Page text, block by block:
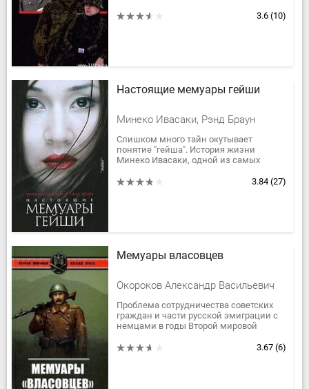
политической разведки, развития3.6 (10)
Настоящие мемуары гейши
Минеко Ивасаки, Рэнд Браун
Слишком много тайн окутывает
понятие "гейша". История жизни
Минеко Ивасаки, одной из самых
объяснить европейским и
3.84 (27)
Мемуары власовцев
Окороков Александр Васильевич
Проблема сотрудничества советских
граждан и части русской эмиграции с
немцами в годы Второй мировой
плотной стеной умолчания, а если и...
3.67 (6)